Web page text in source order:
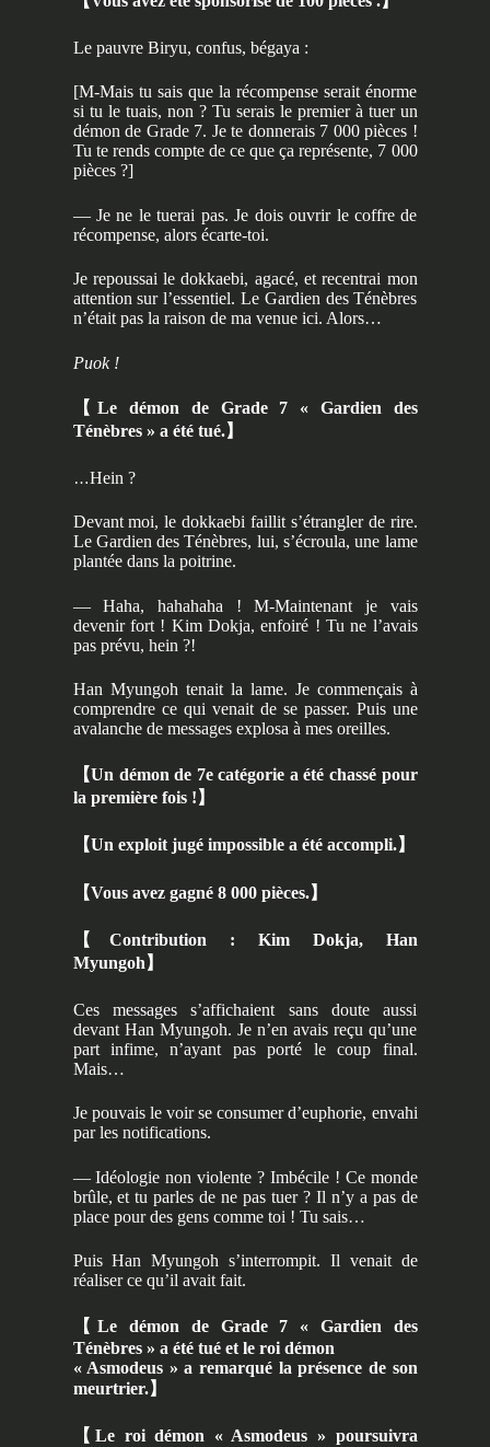
Le pauvre Biryu, confus, bégaya :
[M-Mais tu sais que la récompense serait énorme
si tu le tuais, non ? Tu serais le premier à tuer un
démon de Grade 7. Je te donnerais 7 000 pièces !
Tu te rends compte de ce que ça représente, 7 000
pièces ?]
— Je ne le tuerai pas. Je dois ouvrir le coffre de
récompense, alors écarte-toi.
Je repoussai le dokkaebi, agacé, et recentrai mon
attention sur l’essentiel. Le Gardien des Ténèbres
n’était pas la raison de ma venue ici. Alors…
Puok !
【Le démon de Grade 7 « Gardien des
Ténèbres » a été tué.】
…Hein ?
Devant moi, le dokkaebi faillit s’étrangler de rire.
Le Gardien des Ténèbres, lui, s’écroula, une lame
plantée dans la poitrine.
— Haha, hahahaha ! M-Maintenant je vais
devenir fort ! Kim Dokja, enfoiré ! Tu ne l’avais
pas prévu, hein ?!
Han Myungoh tenait la lame. Je commençais à
comprendre ce qui venait de se passer. Puis une
avalanche de messages explosa à mes oreilles.
【Un démon de 7e catégorie a été chassé pour
la première fois ! 】
【Un exploit jugé impossible a été accompli.】
【Vous avez gagné 8 000 pièces.】
【 Contribution : Kim Dokja, Han
Myungoh 】
Ces messages s’affichaient sans doute aussi
devant Han Myungoh. Je n’en avais reçu qu’une
part infime, n’ayant pas porté le coup final.
Mais…
Je pouvais le voir se consumer d’euphorie, envahi
par les notifications.
— Idéologie non violente ? Imbécile ! Ce monde
brûle, et tu parles de ne pas tuer ? Il n’y a pas de
place pour des gens comme toi ! Tu sais…
Puis Han Myungoh s’interrompit. Il venait de
réaliser ce qu’il avait fait.
【Le démon de Grade 7 « Gardien des
Ténèbres » a été tué et le roi démon
« Asmodeus » a remarqué la présence de son
meurtrier.】
【Le roi démon « Asmodeus » poursuivra